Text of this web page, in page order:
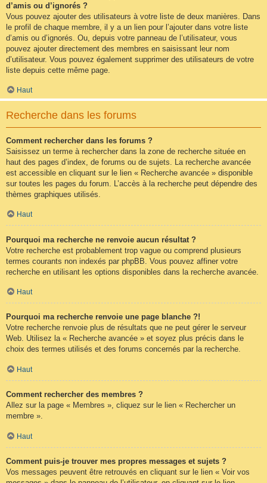
d’amis ou d’ignorés ?
Vous pouvez ajouter des utilisateurs à votre liste de deux manières. Dans
le profil de chaque membre, il y a un lien pour l’ajouter dans votre liste
d’amis ou d’ignorés. Ou, depuis votre panneau de l’utilisateur, vous
pouvez ajouter directement des membres en saisissant leur nom
d’utilisateur. Vous pouvez également supprimer des utilisateurs de votre
liste depuis cette même page.
Haut
Recherche dans les forums
Comment rechercher dans les forums ?
Saisissez un terme à rechercher dans la zone de recherche située en
haut des pages d’index, de forums ou de sujets. La recherche avancée
est accessible en cliquant sur le lien « Recherche avancée » disponible
sur toutes les pages du forum. L’accès à la recherche peut dépendre des
thèmes graphiques utilisés.
Haut
Pourquoi ma recherche ne renvoie aucun résultat ?
Votre recherche est probablement trop vague ou comprend plusieurs
termes courants non indexés par phpBB. Vous pouvez affiner votre
recherche en utilisant les options disponibles dans la recherche avancée.
Haut
Pourquoi ma recherche renvoie une page blanche ?!
Votre recherche renvoie plus de résultats que ne peut gérer le serveur
Web. Utilisez la « Recherche avancée » et soyez plus précis dans le
choix des termes utilisés et des forums concernés par la recherche.
Haut
Comment rechercher des membres ?
Allez sur la page « Membres », cliquez sur le lien « Rechercher un
membre ».
Haut
Comment puis-je trouver mes propres messages et sujets ?
Vos messages peuvent être retrouvés en cliquant sur le lien « Voir vos